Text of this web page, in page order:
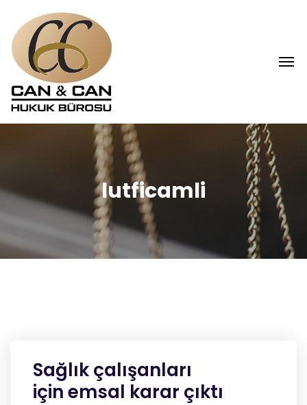
lutficamli
Sağlık çalışanları
için emsal karar çıktı